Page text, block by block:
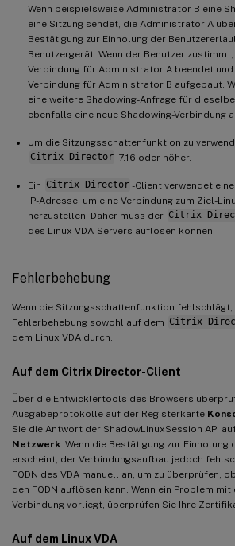
Wenn beispielsweise Administrator B eine
eine Sitzung sendet, die Administrator A
Bestätigung zur Einholung der
Benutzergerät. Wenn der Benutzer
Verbindung für Administrator A beendet und
Verbindung für Administrator B aufgebaut.
eine weitere Shadowing-Anfrage für
ebenfalls eine neue Shadowing-Verbindung
Um die Sitzungsschattenfunktion zu
Citrix Director 7.16 oder höher.
Ein Citrix Director -Client verwendet
IP-Adresse, um eine Verbindung zum Ziel-
herzustellen. Daher muss der Citrix
des Linux VDA-Servers auflösen können.
Fehlerbehebung
Wenn die Sitzungsschattenfunktion fehlschlägt,
Fehlerbehebung sowohl auf dem Citrix
dem Linux VDA durch.
Auf dem Citrix Director-Client
Über die Entwicklertools des Browsers
Ausgabeprotokolle auf der Registerkarte
Sie die Antwort der ShadowLinuxSession API
Netzwerk . Wenn die Bestätigung zur
erscheint, der Verbindungsaufbau jedoch
FQDN des VDA manuell an, um zu überprüfen, ob
den FQDN auflösen kann. Wenn ein Problem mit
Verbindung vorliegt, überprüfen Sie Ihre
Auf dem Linux VDA